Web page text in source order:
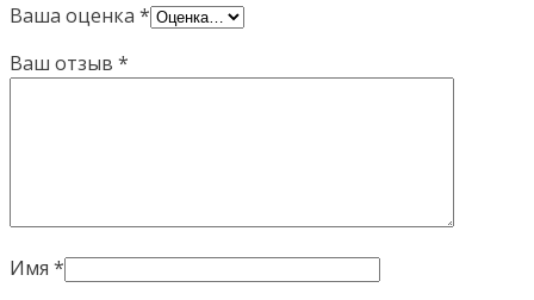
Ваша оценка *
Ваш отзыв *
Имя *